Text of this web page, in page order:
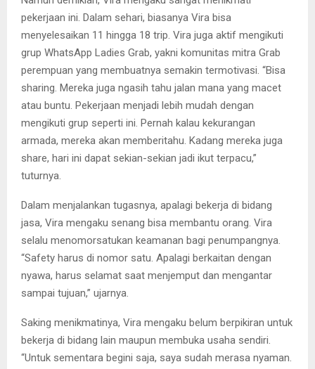
pekerjaan ini. Dalam sehari, biasanya Vira bisa
menyelesaikan 11 hingga 18 trip. Vira juga aktif mengikuti
grup WhatsApp Ladies Grab, yakni komunitas mitra Grab
perempuan yang membuatnya semakin termotivasi. “Bisa
sharing. Mereka juga ngasih tahu jalan mana yang macet
atau buntu. Pekerjaan menjadi lebih mudah dengan
mengikuti grup seperti ini. Pernah kalau kekurangan
armada, mereka akan memberitahu. Kadang mereka juga
share, hari ini dapat sekian-sekian jadi ikut terpacu,”
tuturnya.
Dalam menjalankan tugasnya, apalagi bekerja di bidang
jasa, Vira mengaku senang bisa membantu orang. Vira
selalu menomorsatukan keamanan bagi penumpangnya.
“Safety harus di nomor satu. Apalagi berkaitan dengan
nyawa, harus selamat saat menjemput dan mengantar
sampai tujuan,” ujarnya.
Saking menikmatinya, Vira mengaku belum berpikiran untuk
bekerja di bidang lain maupun membuka usaha sendiri.
“Untuk sementara begini saja, saya sudah merasa nyaman.